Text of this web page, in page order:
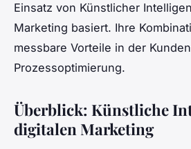
Einsatz von Künstlicher
Marketing basiert. Ihre
messbare Vorteile in der
Prozessoptimierung.
Überblick: Künstliche
digitalen Marketing